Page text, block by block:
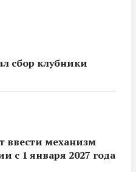
сбор клубники
ввести механизм
с 1 января 2027 года